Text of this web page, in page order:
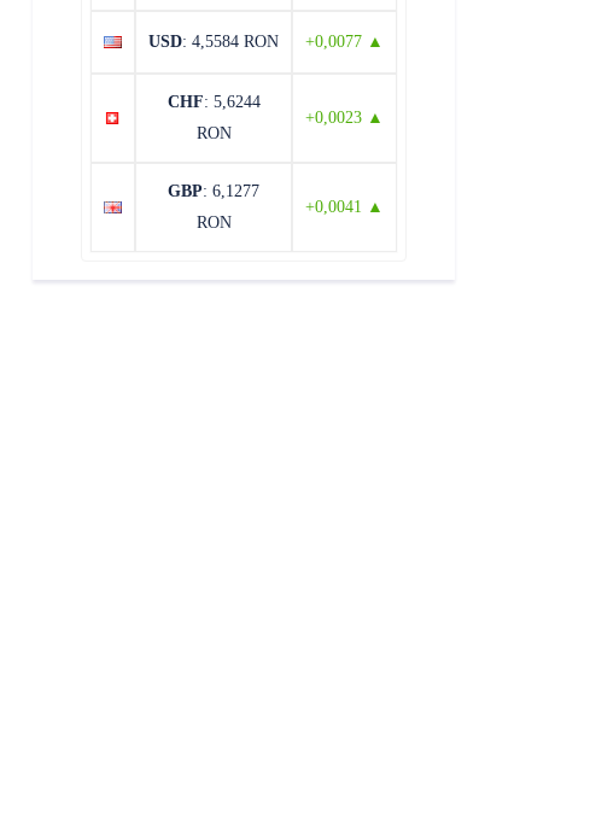
USD: 4,5584 RON +0,0077 ▲
CHF: 5,6244
RON
+0,0023 ▲
GBP: 6,1277
RON
+0,0041 ▲